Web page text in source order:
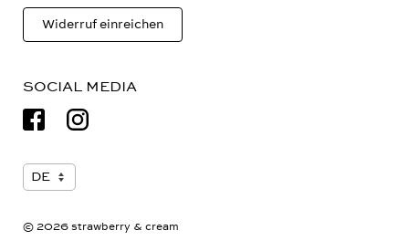
Widerruf einreichen
SOCIAL MEDIA
© 2026 strawberry & cream